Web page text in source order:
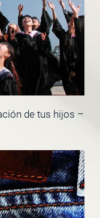
de tus hijos –